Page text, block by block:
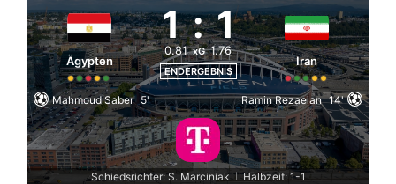
Ägypten
1 : 1
0.81 xG 1.76
ENDERGEBNIS
Iran
Mahmoud Saber 5' Ramin Rezaeian 14'
Schiedsrichter: S. Marciniak | Halbzeit: 1-1